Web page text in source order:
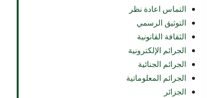
التماس اعادة نظر
التوثيق الرسمي
الثقافة القانونية
الجرائم الإلكترونية
الجرائم الجنائية
الجرائم المعلوماتية
الجزائر